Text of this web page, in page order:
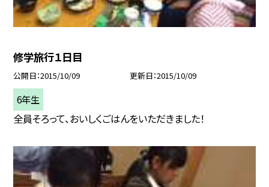
修学旅行１日目
公開日 2015/10/09 更新日 2015/10/09
6年生
全員そろって、おいしくごはんをいただきました！